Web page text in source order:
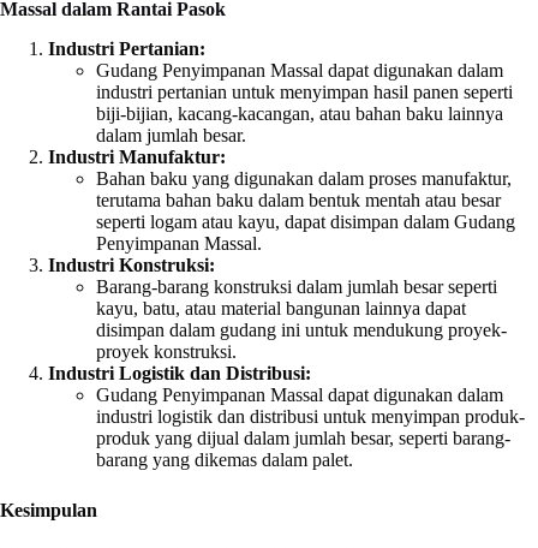
Massal dalam Rantai Pasok
Industri Pertanian:
Gudang Penyimpanan Massal dapat digunakan dalam
industri pertanian untuk menyimpan hasil panen seperti
biji-bijian, kacang-kacangan, atau bahan baku lainnya
dalam jumlah besar.
Industri Manufaktur:
Bahan baku yang digunakan dalam proses manufaktur,
terutama bahan baku dalam bentuk mentah atau besar
seperti logam atau kayu, dapat disimpan dalam Gudang
Penyimpanan Massal.
Industri Konstruksi:
Barang-barang konstruksi dalam jumlah besar seperti
kayu, batu, atau material bangunan lainnya dapat
disimpan dalam gudang ini untuk mendukung proyek-
proyek konstruksi.
Industri Logistik dan Distribusi:
Gudang Penyimpanan Massal dapat digunakan dalam
industri logistik dan distribusi untuk menyimpan produk-
produk yang dijual dalam jumlah besar, seperti barang-
barang yang dikemas dalam palet.
Kesimpulan